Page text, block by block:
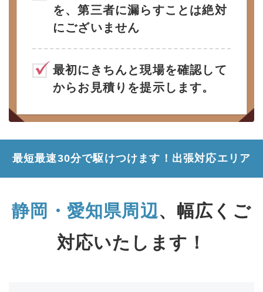
を、第三者に漏らすことは絶対
にございません
最初にきちんと現場を確認して
からお見積りを提示します。
最短最速30分で駆けつけます！ 出張対応エリア
静岡・愛知県周辺、幅広くご
対応いたします！